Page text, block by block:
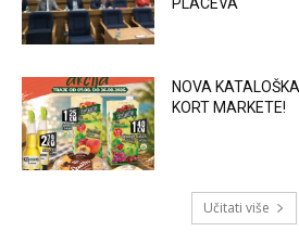
NOVA
KORT MARKETE!
Učitati više